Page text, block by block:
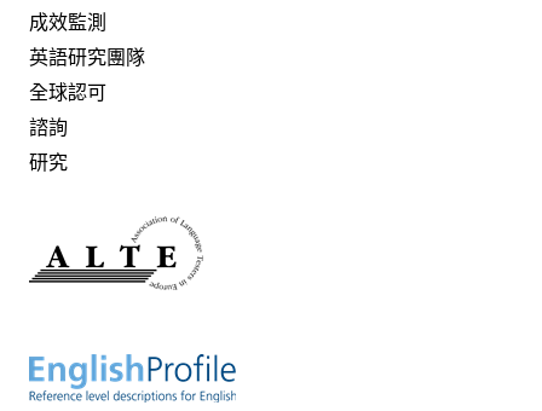
成效監測
英語研究團隊
全球認可
諮詢
研究